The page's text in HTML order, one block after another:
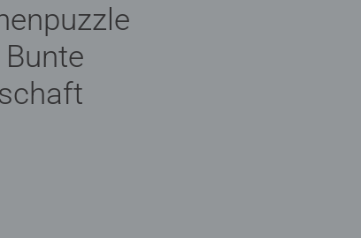
5,0 von 5 Sternen.